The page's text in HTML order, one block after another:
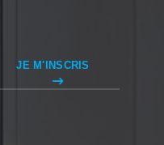
JE M'INSCRIS